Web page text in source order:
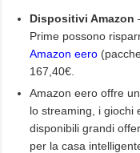
Dispositivi Amazon
Prime possono
Amazon eero
167,40€.
Amazon eero offre
lo streaming, i giochi
disponibili grandi
per la casa